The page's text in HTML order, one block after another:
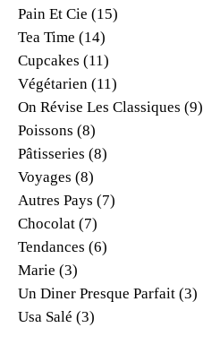
Pain Et Cie (15)
Tea Time (14)
Cupcakes (11)
Végétarien (11)
On Révise Les Classiques (9)
Poissons (8)
Pâtisseries (8)
Voyages (8)
Autres Pays (7)
Chocolat (7)
Tendances (6)
Marie (3)
Un Diner Presque Parfait (3)
Usa Salé (3)